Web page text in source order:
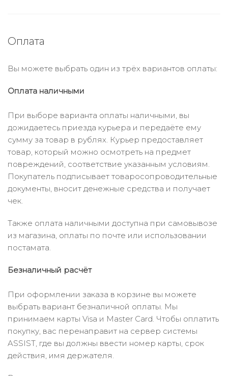
Оплата
Вы можете выбрать один из трёх вариантов оплаты:
Оплата наличными
При выборе варианта оплаты наличными, вы
дожидаетесь приезда курьера и передаёте ему
сумму за товар в рублях. Курьер предоставляет
товар, который можно осмотреть на предмет
повреждений, соответствие указанным условиям.
Покупатель подписывает товаросопроводительные
документы, вносит денежные средства и получает
чек.
Также оплата наличными доступна при самовывозе
из магазина, оплаты по почте или использовании
постамата.
Безналичный расчёт
При оформлении заказа в корзине вы можете
выбрать вариант безналичной оплаты. Мы
принимаем карты Visa и Master Card. Чтобы оплатить
покупку, вас перенаправит на сервер системы
ASSIST, где вы должны ввести номер карты, срок
действия, имя держателя.